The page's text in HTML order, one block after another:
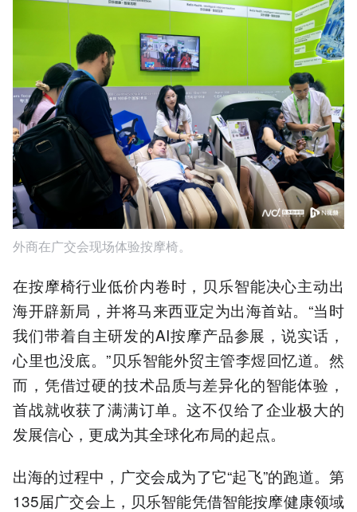
外商在广交会现场体验按摩椅。
在按摩椅行业低价内卷时，贝乐智能决心主动出
海开辟新局，并将马来西亚定为出海首站。“当时
我们带着自主研发的AI按摩产品参展，说实话，
心里也没底。”贝乐智能外贸主管李煜回忆道。然
而，凭借过硬的技术品质与差异化的智能体验，
首战就收获了满满订单。这不仅给了企业极大的
发展信心，更成为其全球化布局的起点。
出海的过程中，广交会成为了它“起飞”的跑道。第
135届广交会上，贝乐智能凭借智能按摩健康领域